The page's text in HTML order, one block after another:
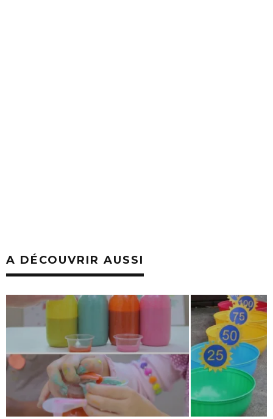
A DÉCOUVRIR AUSSI